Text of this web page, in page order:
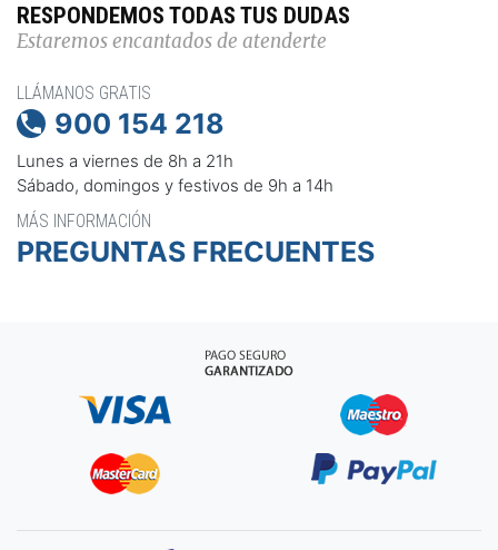
RESPONDEMOS TODAS TUS DUDAS
Estaremos encantados de atenderte
LLÁMANOS GRATIS
 900 154 218
Lunes a viernes de 8h a 21h
Sábado, domingos y festivos de 9h a 14h
MÁS INFORMACIÓN
PREGUNTAS FRECUENTES